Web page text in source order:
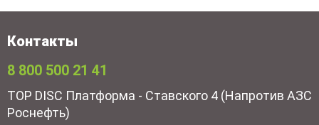
Контакты
8 800 500 21 41
TOP DISC Платформа - Ставского 4 (Напротив АЗС
Роснефть)